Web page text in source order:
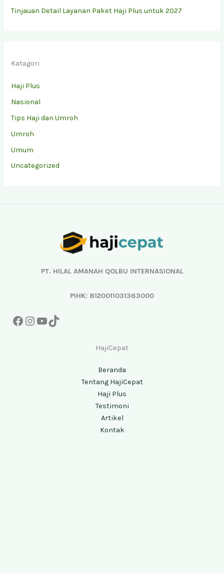
Tinjauan Detail Layanan Paket Haji Plus untuk 2027
Katagori
Haji Plus
Nasional
Tips Haji dan Umroh
Umroh
Umum
Uncategorized
PT. HILAL AMANAH QOLBU INTERNASIONAL
PIHK: 8120011031363000
Instagram
YouTube
TikTok
HajiCepat
Beranda
Tentang HajiCepat
Haji Plus
Testimoni
Artikel
Kontak